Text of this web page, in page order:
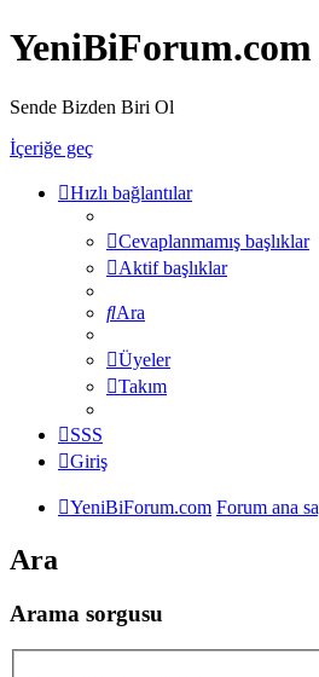
YeniBiForum.com
Sende Bizden Biri Ol
İçeriğe geç
Hızlı bağlantılar
Cevaplanmamış başlıklar
Aktif başlıklar
Ara
Üyeler
Takım
SSS
Giriş
YeniBiForum.com Forum ana
Ara
Arama sorgusu